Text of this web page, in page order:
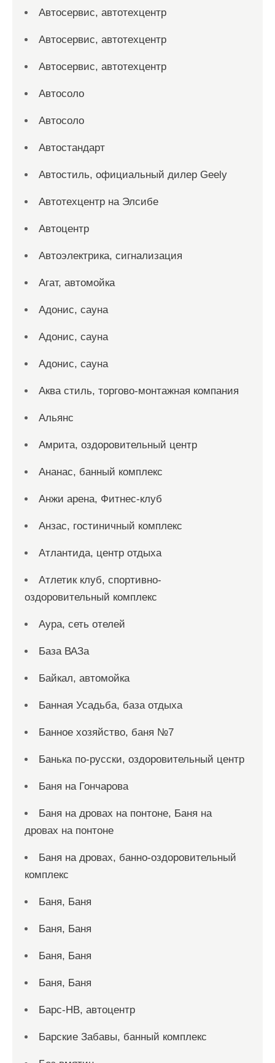
Автосервис, автотехцентр
Автосервис, автотехцентр
Автосервис, автотехцентр
Автосоло
Автосоло
Автостандарт
Автостиль, официальный дилер Geely
Автотехцентр на Элсибе
Автоцентр
Автоэлектрика, сигнализация
Агат, автомойка
Адонис, сауна
Адонис, сауна
Адонис, сауна
Аква стиль, торгово-монтажная компания
Альянс
Амрита, оздоровительный центр
Ананас, банный комплекс
Анжи арена, Фитнес-клуб
Анзас, гостиничный комплекс
Атлантида, центр отдыха
Атлетик клуб, спортивно-
оздоровительный комплекс
Аура, сеть отелей
База ВАЗа
Байкал, автомойка
Банная Усадьба, база отдыха
Банное хозяйство, баня №7
Банька по-русски, оздоровительный центр
Баня на Гончарова
Баня на дровах на понтоне, Баня на
дровах на понтоне
Баня на дровах, банно-оздоровительный
комплекс
Баня, Баня
Баня, Баня
Баня, Баня
Баня, Баня
Барс-НВ, автоцентр
Барские Забавы, банный комплекс